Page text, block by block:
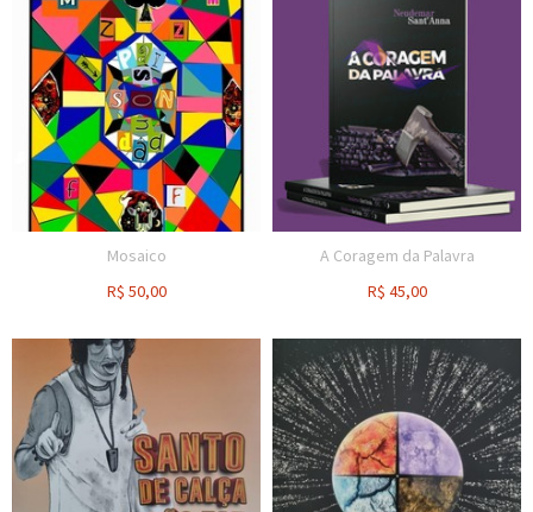
Mosaico
R$ 50,00
A Coragem da Palavra
R$ 45,00